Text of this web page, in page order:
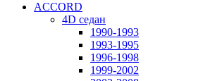
ACCORD
4D седан
1990-1993
1993-1995
1996-1998
1999-2002